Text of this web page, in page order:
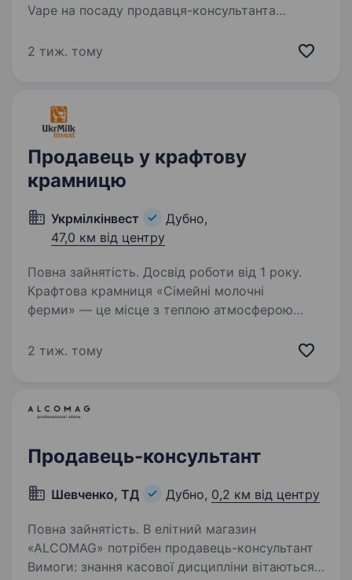
Vape на посаду продавця-консультанта
спілкування і можливість реально заробляти.
2 тиж. тому
Продавець у крафтову
крамницю
Укрмілкінвест
Дубно,
47,0 км від центру
Повна зайнятість. Досвід роботи від 1 року.
Крафтова крамниця «Сімейні молочні
ферми» — це місце з теплою атмосферою
Ми прагнемо до найвищих стандартів якості
2 тиж. тому
Продавець-консультант
Шевченко, ТД Дубно, 0,2 км від центру
Повна зайнятість. В елітний магазин
«ALCOMAG» потрібен продавець-консультант
Вимоги: знання касової дисципліни вітаються;